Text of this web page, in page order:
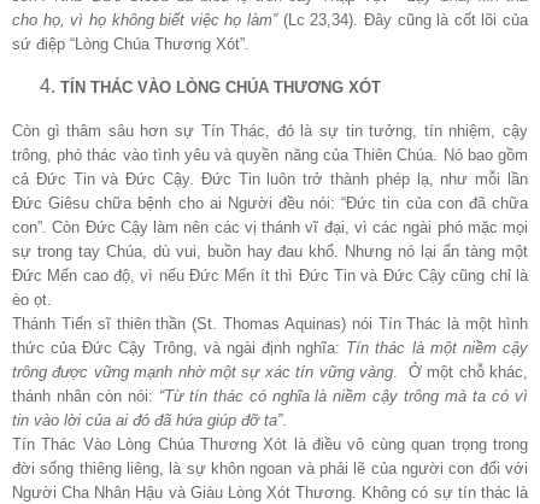
cho họ, vì họ không biết việc họ làm” (Lc 23,34). Đây cũng là cốt lõi của
sứ điệp “Lòng Chúa Thương Xót”.
TÍN THÁC VÀO LÒNG CHÚA THƯƠNG XÓT
Còn gì thâm sâu hơn sự Tín Thác, đó là sự tin tưởng, tín nhiệm, cậy
trông, phó thác vào tình yêu và quyền năng của Thiên Chúa. Nó bao gồm
cả Đức Tin và Đức Cậy. Đức Tin luôn trở thành phép lạ, như mỗi lần
Đức Giêsu chữa bệnh cho ai Người đều nói: “Đức tin của con đã chữa
con”. Còn Đức Cậy làm nên các vị thánh vĩ đại, vì các ngài phó mặc mọi
sự trong tay Chúa, dù vui, buồn hay đau khổ. Nhưng nó lại ẩn tàng một
Đức Mến cao độ, vì nếu Đức Mến ít thì Đức Tin và Đức Cậy cũng chỉ là
èo ọt.
Thánh Tiến sĩ thiên thần (St. Thomas Aquinas) nói Tín Thác là một hình
thức của Đức Cậy Trông, và ngài định nghĩa: Tín thác là một niềm cậy
trông được vững mạnh nhờ một sự xác tín vững vàng . Ở một chỗ khác,
thánh nhân còn nói: “Từ tín thác có nghĩa là niềm cậy trông mà ta có vì
tin vào lời của ai đó đã hứa giúp đỡ ta”.
Tín Thác Vào Lòng Chúa Thương Xót là điều vô cùng quan trọng trong
đời sống thiêng liêng, là sự khôn ngoan và phải lẽ của người con đối với
Người Cha Nhân Hậu và Giàu Lòng Xót Thương. Không có sự tín thác là